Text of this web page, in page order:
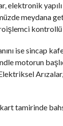
elektronik
meydana
kontrollü
ise sincap
motorun
tamirinde